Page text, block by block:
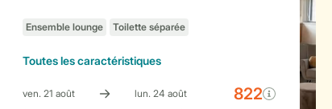
Toutesles caractéristiques